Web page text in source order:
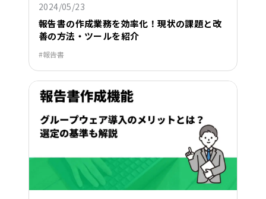
2024/05/23
報告書の作成業務を効率化！現状の課題と改
善の方法・ツールを紹介
報告書